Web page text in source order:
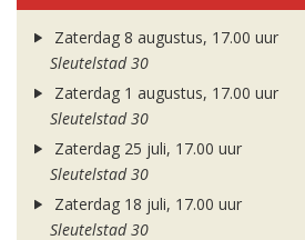
Zaterdag 8 augustus, 17.00 uur
Sleutelstad 30
Zaterdag 1 augustus, 17.00 uur
Sleutelstad 30
Zaterdag 25 juli, 17.00 uur
Sleutelstad 30
Zaterdag 18 juli, 17.00 uur
Sleutelstad 30